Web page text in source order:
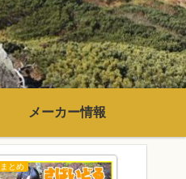
メーカー情報
とめ